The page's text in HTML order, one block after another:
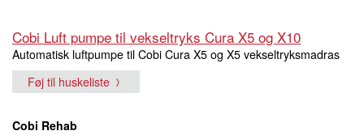
Cobi Luft pumpe til vekseltryks Cura X5 og X10
Automatisk luftpumpe til Cobi Cura X5 og X5 vekseltryksmadras
Føj til huskeliste
Cobi Rehab